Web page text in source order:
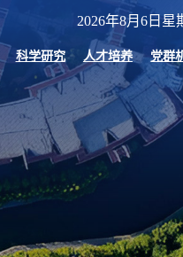
2026年8月6日星
科学研究 人才培养 党群